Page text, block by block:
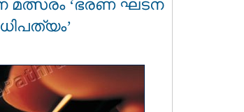
മത്സരം ‘ഭരണ ഘടന